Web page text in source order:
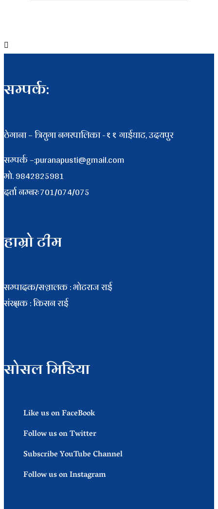
सम्पर्क:
ठेगाना – त्रियुगा नगरपालिका -११ गाईघाट, उदयपुर
सम्पर्क –:puranapusti@gmail.com
माे. 9842825981
दर्ता नम्बरः701/074/075
हाम्रो टीम
सम्पादक/सञ्चालक : भाेटराज राई
संरक्षक : किसन राई
सोसल मिडिया
Like us on FaceBook
Follow us on Twitter
Subscribe YouTube Channel
Follow us on Instagram